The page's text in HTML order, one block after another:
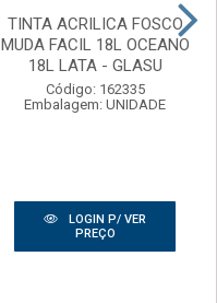
TINTA ACRILICA FOSCO
MUDA FACIL 18L OCEANO
18L LATA - GLASU
Código: 162335
Embalagem: UNIDADE
LOGIN P/ VER
PREÇO